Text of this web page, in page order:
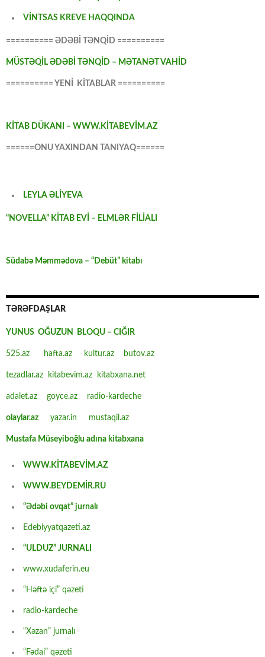
VİNTSAS KREVE HAQQINDA
========== ƏDƏBİ TƏNQİD ==========
MÜSTƏQİL ƏDƏBİ TƏNQİD – MƏTANƏT VAHİD
========== YENİ KİTABLAR ==========
KİTAB DÜKANI – WWW.KİTABEVİM.AZ
======ONU YAXINDAN TANIYAQ======
LEYLA ƏLİYEVA
“NOVELLA” KİTAB EVİ – ELMLƏR FİLİALI
Südabə Məmmədova – “Debüt” kitabı
TƏRƏFDAŞLAR
YUNUS OĞUZUN BLOQU – CIĞIR
525.az hafta.az kultur.az butov.az
tezadlar.az kitabevim.az kitabxana.net
adalet.az goyce.az radio-kardeche
olaylar.az yazar.in mustaqil.az
Mustafa Müseyiboğlu adına kitabxana
WWW.KİTABEVİM.AZ
WWW.BEYDEMİR.RU
“Ədəbi ovqat” jurnalı
Edebiyyatqazeti.az
“ULDUZ” JURNALI
www.xudaferin.eu
“Həftə içi” qəzeti
radio-kardeche
“Xəzan” jurnalı
“Fədai” qəzeti